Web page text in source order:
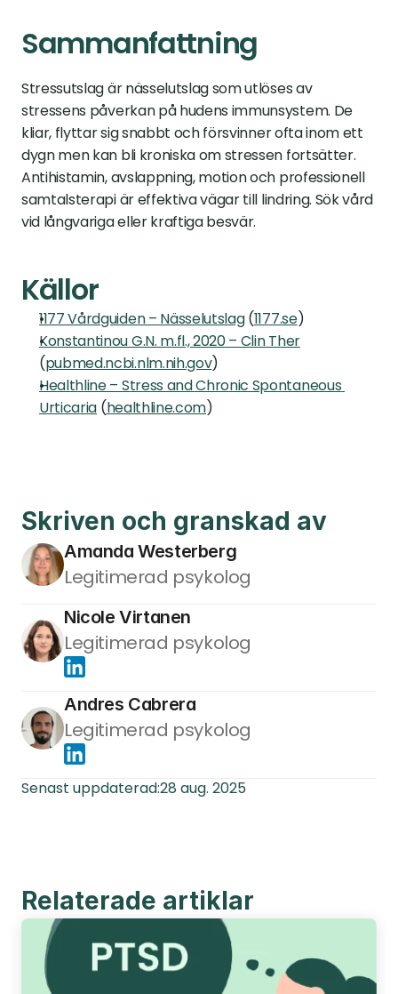
Sammanfattning
Stressutslag är nässelutslag som utlöses av
stressens påverkan på hudens immun­system. De
kliar, flyttar sig snabbt och försvinner ofta inom ett
dygn men kan bli kroniska om stressen fortsätter.
Antihistamin, avslappning, motion och professionell
samtalsterapi är effektiva vägar till lindring. Sök vård
vid långvariga eller kraftiga besvär.
Källor
1177 Vårdguiden – Nässelutslag (1177.se)
Konstantinou G.N. m.fl., 2020 – Clin Ther
(pubmed.ncbi.nlm.nih.gov)
Healthline – Stress and Chronic Spontaneous
Urticaria (healthline.com)
Skriven och granskad av
Amanda Westerberg
Legitimerad psykolog
Nicole Virtanen
Legitimerad psykolog
Andres Cabrera
Legitimerad psykolog
Senast uppdaterad:28 aug. 2025
Relaterade artiklar